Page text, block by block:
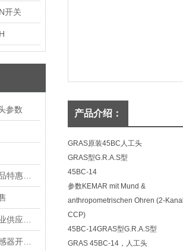
开关
参数 产品介绍：
GRAS原装45BC人工头
GRAS型G.R.A.S型
45BC-14
参数KEMAR mit Mund &
anthropometrischen Ohren (2-Kanal
CCP)
45BC-14GRAS型G.R.A.S型
GRAS 45BC-14，人工头